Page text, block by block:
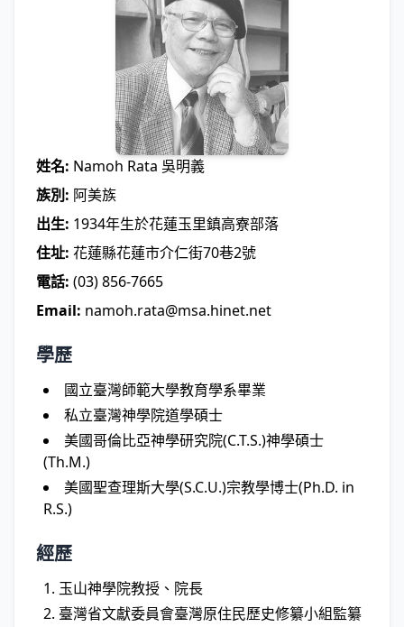
姓名: Namoh Rata 吳明義
族別: 阿美族
出生: 1934年生於花蓮玉里鎮高寮部落
住址: 花蓮縣花蓮市介仁街70巷2號
電話: (03) 856-7665
Email: namoh.rata@msa.hinet.net
學歷
國立臺灣師範大學教育學系畢業
私立臺灣神學院道學碩士
美國哥倫比亞神學研究院(C.T.S.)神學碩士
(Th.M.)
美國聖查理斯大學(S.C.U.)宗教學博士(Ph.D. in
R.S.)
經歷
玉山神學院教授、院長
臺灣省文獻委員會臺灣原住民歷史修纂小組監纂